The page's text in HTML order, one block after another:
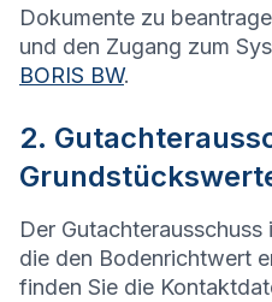
Dokumente zu
und den Zugang zum
BORIS BW.
2.
Der
die den Bodenrichtwert
finden Sie die